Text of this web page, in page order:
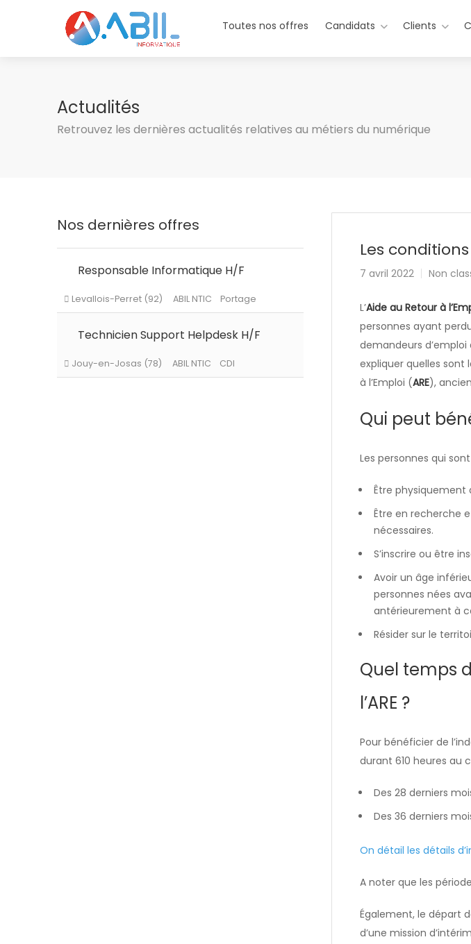
Toutes nos offres Candidats Clients
Actualités
Retrouvez les dernières actualités relatives au métiers du numérique
Les
7 avril 2022 Non
L’Aide au Retour à
personnes ayant
demandeurs
expliquer quelles
à l’Emploi (ARE),
Qui peut
Les personnes qui
Être physiquement
Être en recherche
nécessaires.
S’inscrire ou être
Avoir un âge
personnes nées
antérieurement à
Résider sur le
Quel temps
l’ARE ?
Pour bénéficier de
durant 610 heures au
Des 28 derniers
Des 36 derniers
On détail les détails
A noter que les
Également, le départ
d’une mission
Nos dernières offres
Responsable Informatique H/F
Levallois-Perret (92) ABIL NTIC Portage
Technicien Support Helpdesk H/F